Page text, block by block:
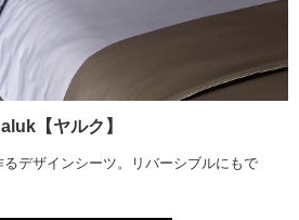
【ヤルク】
デザインシーツ。リバーシブルにもで